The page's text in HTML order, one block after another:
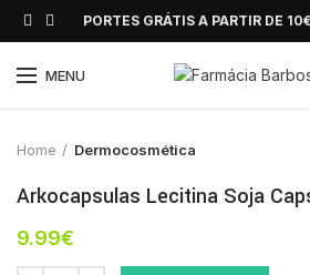
PORTES GRÁTIS A PARTIR DE
MENUClick to enlarge
Home Dermocosmética
Arkocapsulas Lecitina Soja
9.99€